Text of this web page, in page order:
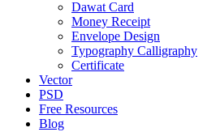
Dawat Card
Money Receipt
Envelope Design
Typography Calligraphy
Certificate
Vector
PSD
Free Resources
Blog